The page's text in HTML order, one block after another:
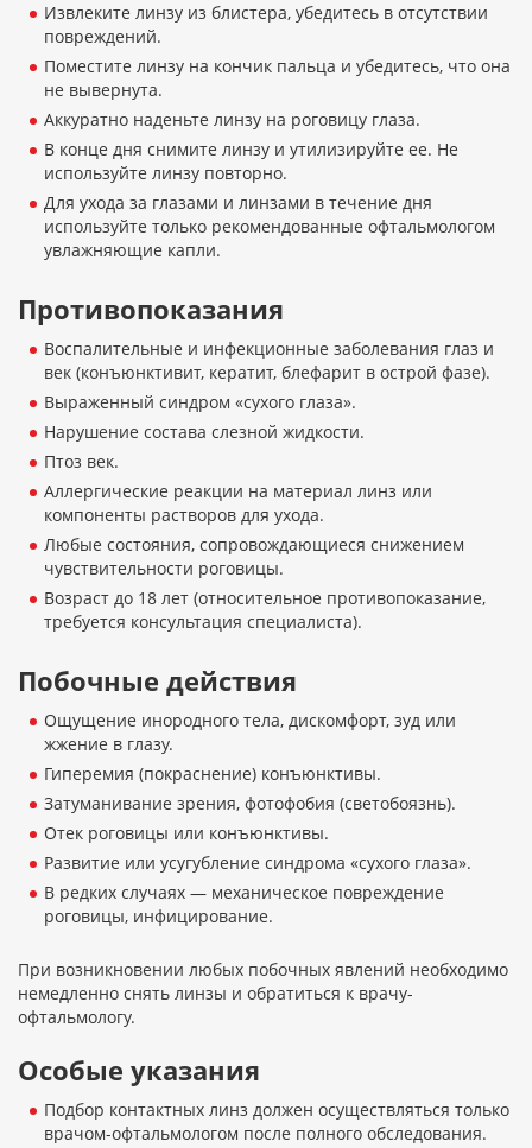
Извлеките линзу из блистера, убедитесь в отсутствии
повреждений.
Поместите линзу на кончик пальца и убедитесь, что она
не вывернута.
Аккуратно наденьте линзу на роговицу глаза.
В конце дня снимите линзу и утилизируйте ее. Не
используйте линзу повторно.
Для ухода за глазами и линзами в течение дня
используйте только рекомендованные офтальмологом
увлажняющие капли.
Противопоказания
Воспалительные и инфекционные заболевания глаз и
век (конъюнктивит, кератит, блефарит в острой фазе).
Выраженный синдром «сухого глаза».
Нарушение состава слезной жидкости.
Птоз век.
Аллергические реакции на материал линз или
компоненты растворов для ухода.
Любые состояния, сопровождающиеся снижением
чувствительности роговицы.
Возраст до 18 лет (относительное противопоказание,
требуется консультация специалиста).
Побочные действия
Ощущение инородного тела, дискомфорт, зуд или
жжение в глазу.
Гиперемия (покраснение) конъюнктивы.
Затуманивание зрения, фотофобия (светобоязнь).
Отек роговицы или конъюнктивы.
Развитие или усугубление синдрома «сухого глаза».
В редких случаях — механическое повреждение
роговицы, инфицирование.
При возникновении любых побочных явлений необходимо
немедленно снять линзы и обратиться к врачу-
офтальмологу.
Особые указания
Подбор контактных линз должен осуществляться только
врачом-офтальмологом после полного обследования.